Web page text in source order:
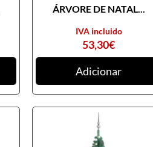
ÁRVORE DE NATAL...
53,30€
IVA incluido
Adicionar